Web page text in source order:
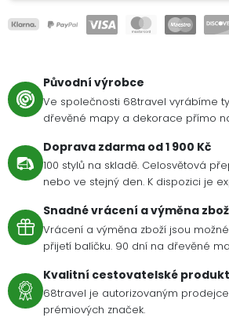
Původní výrobce
Ve společnosti 68travel vyrábíme
dřevěné mapy a dekorace přímo
Doprava zdarma od 1 900 Kč
100 stylů na skladě. Celosvětová
nebo ve stejný den. K dispozici je
Snadné vrácení a výměna
Vrácení a výměna zboží jsou
přijetí balíčku. 90 dní na dřevěné
Kvalitní cestovatelské
68travel je autorizovaným
prémiových značek.